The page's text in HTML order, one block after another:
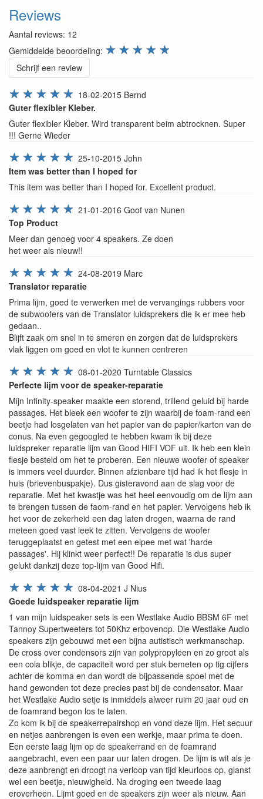
Reviews
Aantal reviews: 12
Gemiddelde beoordeling: review.stars ☆
☆
☆
☆
☆
Schrijf een review
☆
☆
☆
☆
☆ 18-02-2015 Bernd
Guter flexibler Kleber.
Guter flexibler Kleber. Wird transparent beim abtrocknen. Super
!!! Gerne Wieder
☆
☆
☆
☆
☆ 25-10-2015 John
Item was better than I hoped for
This item was better than I hoped for. Excellent product.
☆
☆
☆
☆
☆ 21-01-2016 Goof van Nunen
Top Product
Meer dan genoeg voor 4 speakers. Ze doen
het weer als nieuw!!
☆
☆
☆
☆
☆ 24-08-2019 Marc
Translator reparatie
Prima lijm, goed te verwerken met de vervangings rubbers voor
de subwoofers van de Translator luidsprekers die ik er mee heb
gedaan..
Blijft zaak om snel in te smeren en zorgen dat de luidsprekers
vlak liggen om goed en vlot te kunnen centreren
☆
☆
☆
☆
☆ 08-01-2020 Turntable Classics
Perfecte lijm voor de speaker-reparatie
Mijn Infinity-speaker maakte een storend, trillend geluid bij harde
passages. Het bleek een woofer te zijn waarbij de foam-rand een
beetje had losgelaten van het papier van de papier/karton van de
conus. Na even gegoogled te hebben kwam ik bij deze
luidspreker reparatie lijm van Good HIFI VOF uit. Ik heb een klein
flesje besteld om het te proberen. Een nieuwe woofer of speaker
is immers veel duurder. Binnen afzienbare tijd had ik het flesje in
huis (brievenbuspakje). Dus gisteravond aan de slag voor de
reparatie. Met het kwastje was het heel eenvoudig om de lijm aan
te brengen tussen de faom-rand en het papier. Vervolgens heb ik
het voor de zekerheid een dag laten drogen, waarna de rand
meteen goed vast leek te zitten. Vervolgens de woofer
teruggeplaatst en getest met een elpee met wat 'harde
passages'. Hij klinkt weer perfect!! De reparatie is dus super
gelukt dankzij deze top-lijm van Good Hifi.
☆
☆
☆
☆
☆ 08-04-2021 J Nius
Goede luidspeaker reparatie lijm
1 van mijn luidspeaker sets is een Westlake Audio BBSM 6F met
Tannoy Supertweeters tot 50Khz erbovenop. Die Westlake Audio
speakers zijn gebouwd met een bijna autistisch werkmanschap.
De cross over condensors zijn van polypropyleen en zo groot als
een cola blikje, de capaciteit word per stuk bemeten op tig cijfers
achter de komma en dan wordt de bijpassende spoel met de
hand gewonden tot deze precies past bij de condensator. Maar
het Westlake Audio setje is inmiddels alweer ruim 20 jaar oud en
de foamrand begon los te laten.
Zo kom ik bij de speakerrepairshop en vond deze lijm. Het secuur
en netjes aanbrengen is even een werkje, maar prima te doen.
Een eerste laag lijm op de speakerrand en de foamrand
aangebracht, even een paar uur laten drogen. De lijm is wit als je
deze aanbrengt en droogt na verloop van tijd kleurloos op, glanst
wel een beetje, nieuwigheid. Na droging een tweede laag
eroverheen. Lijmt goed en de speakers zijn weer als nieuw. Aan